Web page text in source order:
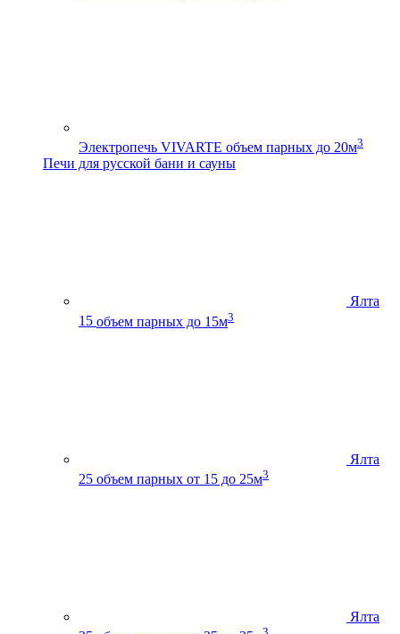
Электропечь VIVARTE объем парных до 20м3
Печи для русской бани и сауны
Ялта
15 объем парных до 15м3
Ялта
25 объем парных от 15 до 25м3
Ялта